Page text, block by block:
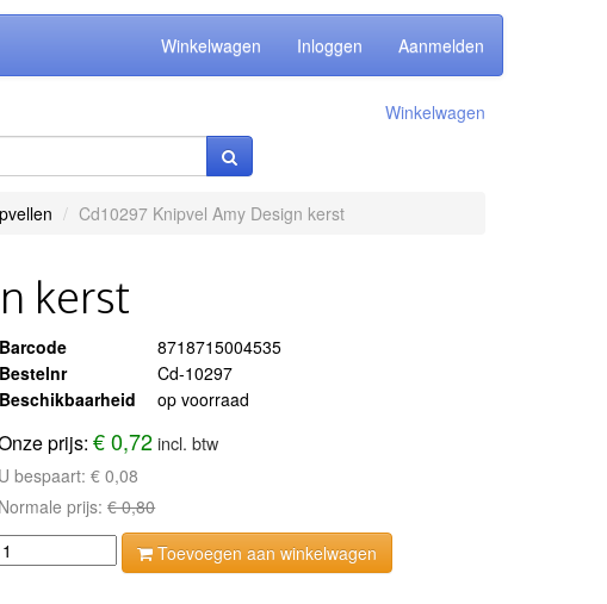
Winkelwagen Inloggen Aanmelden
Winkelwagen
Cd10297 Knipvel Amy Design kerst
kerst
Barcode
8718715004535
Bestelnr
Cd-10297
Beschikbaarheid
op voorraad
prijs:€ 0,72 incl. btw
U bespaart:€ 0,08
Normale prijs:€ 0,80
Toevoegen aan winkelwagen